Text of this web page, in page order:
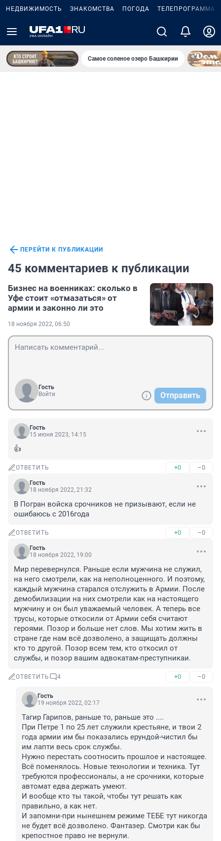
НЕДВИЖИМОСТЬ ЗНАКОМСТВА ПОГОДА ТЕЛЕПРОГРАММА
Самое соленое озеро Башкирии
ПЕРЕЙТИ К ПУБЛИКАЦИИ
45 комментариев к публикации
Бизнес на военниках: сколько в
Уфе стоит «отмазаться» от
армии и законно ли это
18 ноября 2022, 06:50
Гость
Войти
Отправить
Гость
15 июня 2023, 14:15
👍
ОТВЕТИТЬ +0 –0
Гость
18 ноября 2022, 21:32
В Погран войска срочников не призывают, если не
ошибаюсь с 2016года
ОТВЕТИТЬ +0 –0
Гость
18 ноября 2022, 19:00
Мир перевернулся. Раньше если мужчина не служил,
на него смотрели, как на неполноценного. И поэтому,
каждый мужчина старался отслужить в Армии. После
демобилизации на них смотрели как на настоящего
мужчину и он был уважаемый человек. А теперь все
трусы, которые откосили от Армии себя считают
героями. Позор и больше нет слов. Мы хотим жить в
стране где нам всё дозволено, а защищать должны
кто то другой. Позор всем тем, кто откосил от
службы, и позор вашим адвокатам-преступникаи.
ОТВЕТИТЬ 4 +0 –0
Гость
19 ноября 2022, 02:17
Тагир Гарипов, раньше то, раньше это ....
При Петре 1 по 25 лет служили крестьяне, и твои 2
года армии им бы показались ерундой-чистил бы
им лапти весь срок службы.
Нужно перестать соотносить прошлое и настоящее.
Всё поменялось. Новые технологии и техника. Тут
требуются профессионалы, а не срочники, которые
автомат едва держать умеют.
И вообще кто ты такой, чтобы тут решать как
правильно, а как нет.
И запомни-при нынешнем режиме ТЕБЕ тут никогда
не будет всё дозволено. Фантазер. Смотри как бы
крепостное право не вернули.